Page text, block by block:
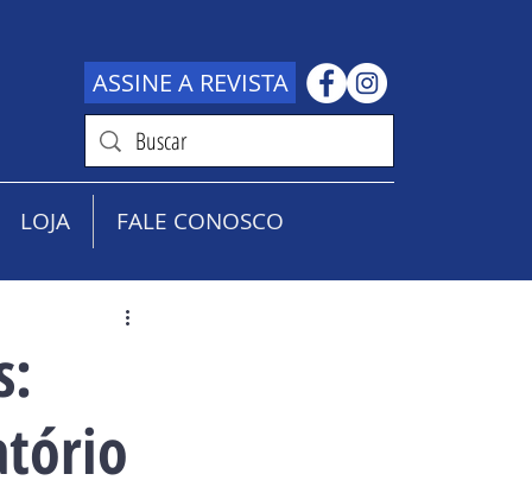
ASSINE A REVISTA
LOJA FALE CONOSCO